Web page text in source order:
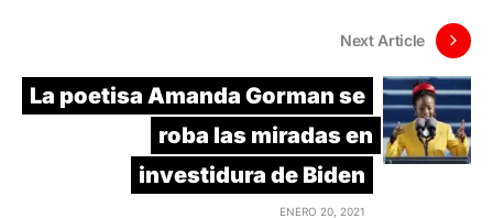
Next Article
La poetisa Amanda Gorman se
roba las miradas en
investidura de Biden
ENERO 20, 2021